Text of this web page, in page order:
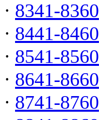
· 8341-8360
· 8441-8460
· 8541-8560
· 8641-8660
· 8741-8760